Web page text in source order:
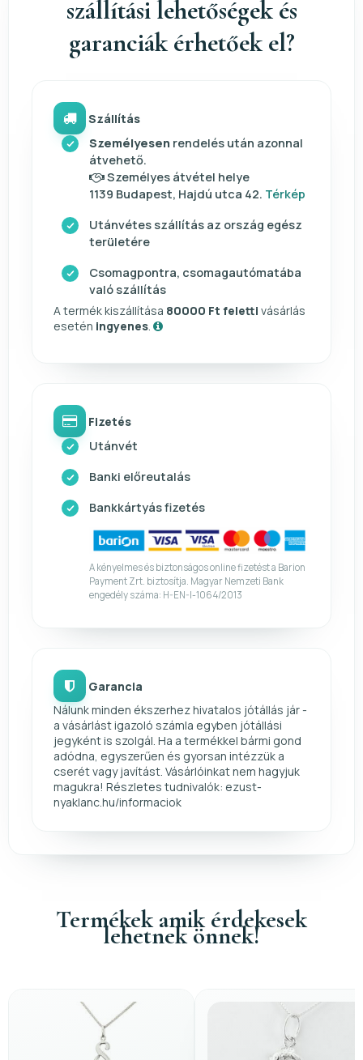
szállítási lehetőségek és
garanciák érhetőek el?
Szállítás
Személyesen rendelés után azonnal
átvehető.
Személyes átvétel helye
1139 Budapest, Hajdú utca 42. Térkép
Utánvétes szállítás az ország egész
területére
Csomagpontra, csomagautómatába
való szállítás
A termék kiszállítása 80000 Ft feletti vásárlás
esetén ingyenes
Fizetés
Utánvét
Banki előreutalás
Bankkártyás fizetés
A kényelmes és biztonságos online fizetést a Barion
Payment Zrt. biztosítja. Magyar Nemzeti Bank
engedély száma: H-EN-I-1064/2013
Garancia
Nálunk minden ékszerhez hivatalos jótállás jár -
a vásárlást igazoló számla egyben jótállási
jegyként is szolgál. Ha a termékkel bármi gond
adódna, egyszerűen és gyorsan intézzük a
cserét vagy javítást. Vásárlóinkat nem hagyjuk
magukra! Részletes tudnivalók: ezust-
nyaklanc.hu/informaciok
Termékek amik érdekesek
lehetnek önnek!